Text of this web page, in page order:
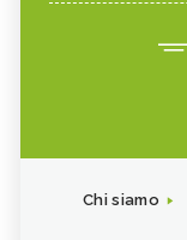
Chi siamo